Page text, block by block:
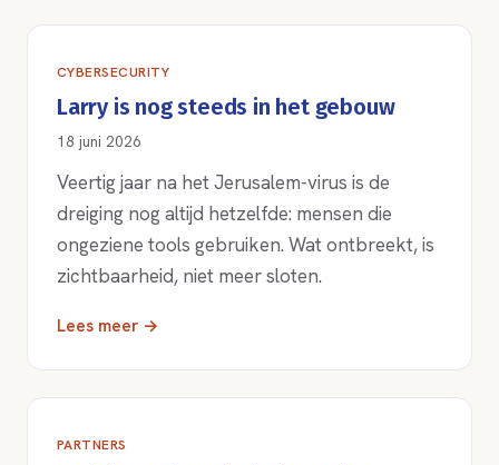
CYBERSECURITY
Larry is nog steeds in het gebouw
18 juni 2026
Veertig jaar na het Jerusalem-virus is de
dreiging nog altijd hetzelfde: mensen die
ongeziene tools gebruiken. Wat ontbreekt, is
zichtbaarheid, niet meer sloten.
Lees meer →
PARTNERS